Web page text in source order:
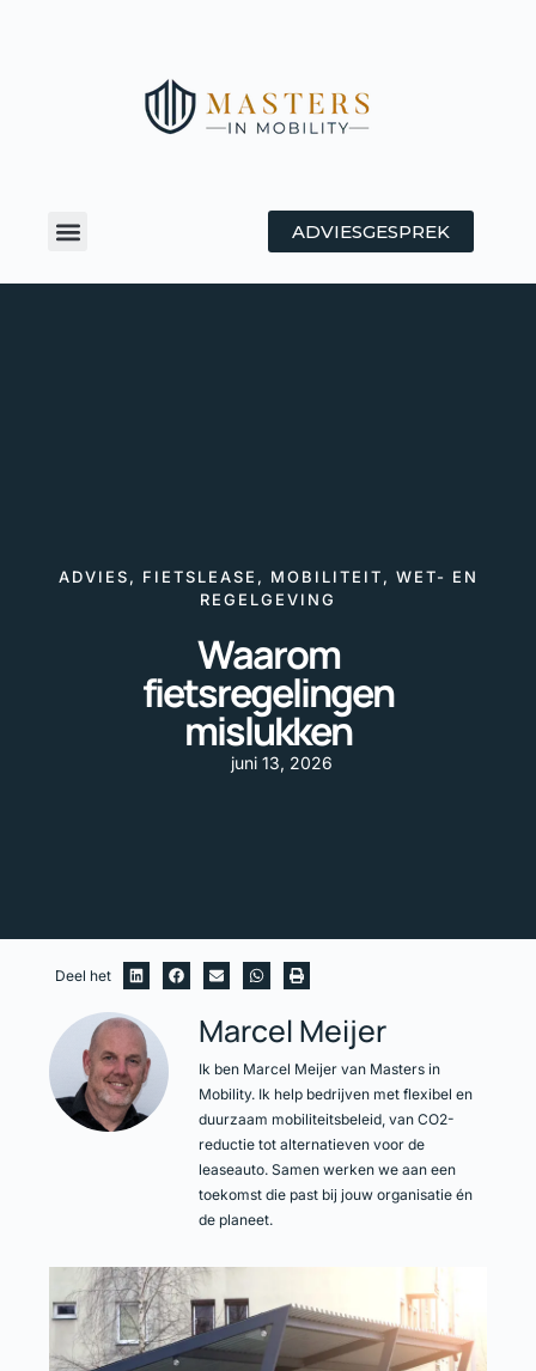
ADVIESGESPREK
ADVIES, FIETSLEASE , MOBILITEIT, WET- EN
REGELGEVING
Waarom
fietsregelingen
mislukken
juni 13, 2026
Deel het
Marcel Meijer
Ik ben Marcel Meijer van Masters in
Mobility. Ik help bedrijven met flexibel en
duurzaam mobiliteitsbeleid, van CO2-
reductie tot alternatieven voor de
leaseauto. Samen werken we aan een
toekomst die past bij jouw organisatie én
de planeet.